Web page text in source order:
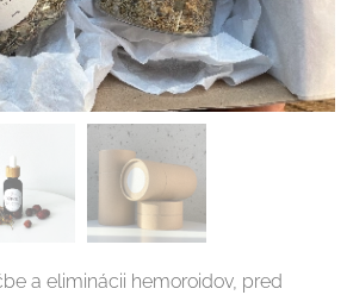
a eliminácii hemoroidov, pred